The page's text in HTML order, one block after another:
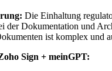
Die Einhaltung
der Dokumentation und
ist komplex und
Sign + meinGPT: